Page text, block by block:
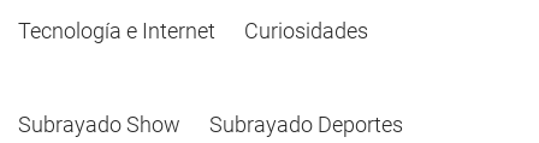
Tecnología e Internet
Curiosidades
Subrayado Show Subrayado Deportes